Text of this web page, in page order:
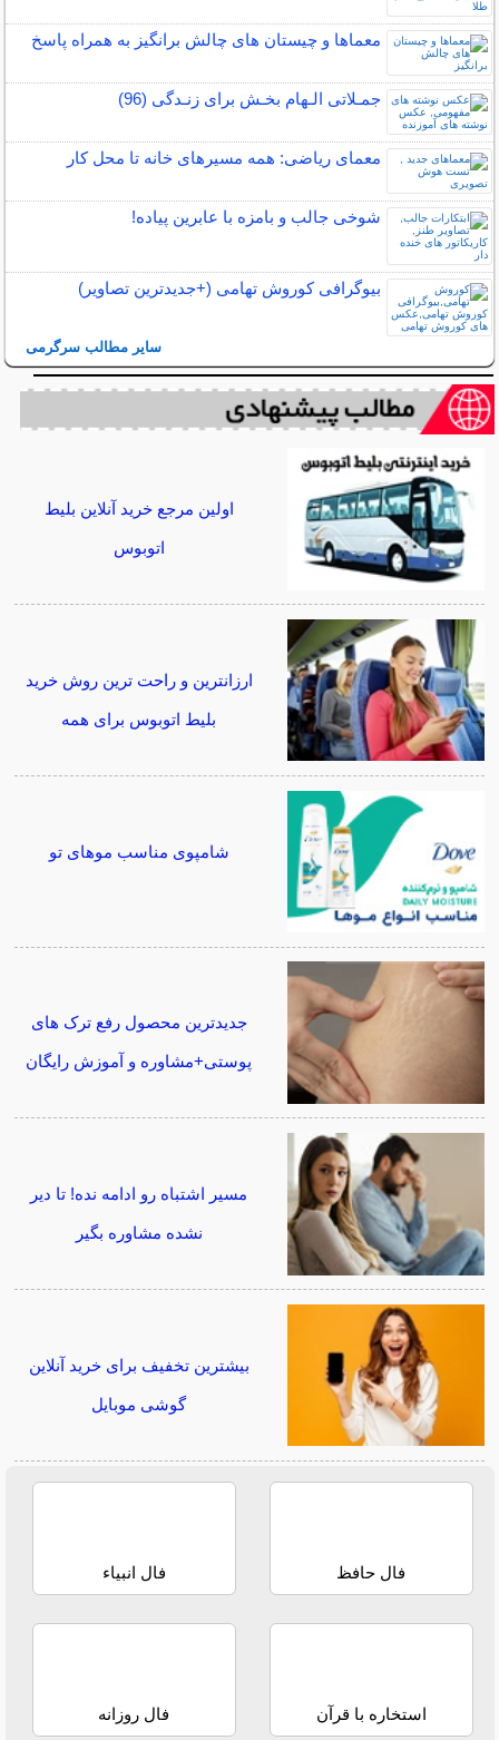
معماها و چیستان های چالش برانگیز به همراه پاسخ
جمـلاتی الـهام بخـش برای زنـدگی (96)
معمای ریاضی: همه مسیرهای خانه تا محل کار
شوخی جالب و بامزه با عابرین پیاده!
بیوگرافی کوروش تهامی (+جدیدترین تصاویر)
سایر مطالب سرگرمی
اولین مرجع خرید آنلاین بلیط
اتوبوس
ارزانترین و راحت ترین روش خرید
بلیط اتوبوس برای همه
شامپوی مناسب موهای تو
جدیدترین محصول رفع ترک های
پوستی+مشاوره و آموزش رایگان
مسیر اشتباه رو ادامه نده! تا دیر
نشده مشاوره بگیر
بیشترین تخفیف برای خرید آنلاین
گوشی موبایل
فال حافظ فال انبیاء
استخاره با قرآن فال روزانه